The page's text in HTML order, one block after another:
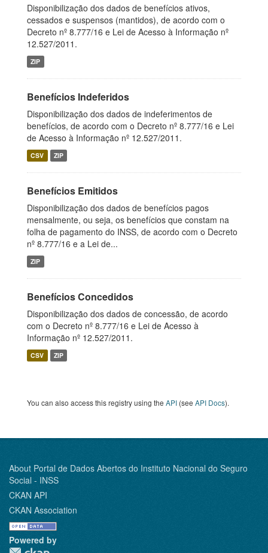
Disponibilização dos dados de benefícios ativos,
cessados e suspensos (mantidos), de acordo com o
Decreto nº 8.777/16 e Lei de Acesso à Informação nº
12.527/2011.
ZIP
Benefícios Indeferidos
Disponibilização dos dados de indeferimentos de
benefícios, de acordo com o Decreto nº 8.777/16 e Lei
de Acesso à Informação nº 12.527/2011.
CSV ZIP
Benefícios Emitidos
Disponibilização dos dados de benefícios pagos
mensalmente, ou seja, os benefícios que constam na
folha de pagamento do INSS, de acordo com o Decreto
nº 8.777/16 e a Lei de...
ZIP
Benefícios Concedidos
Disponibilização dos dados de concessão, de acordo
com o Decreto nº 8.777/16 e Lei de Acesso à
Informação nº 12.527/2011.
CSV ZIP
You can also access this registry using the API (see API Docs).
About Portal de Dados Abertos do Instituto Nacional do Seguro
Social - INSS
CKAN API
CKAN Association
Powered by